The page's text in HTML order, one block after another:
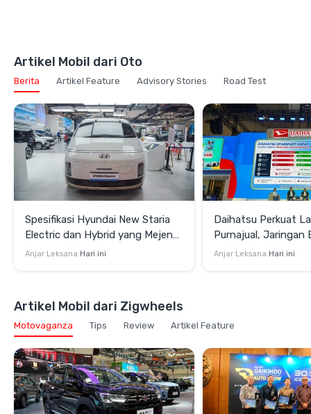
Artikel Mobil dari Oto
Berita Artikel Feature Advisory Stories Road Test
Spesifikasi Hyundai New Staria
Electric dan Hybrid yang Mejeng
di GIIAS 2026
Anjar Leksana Hari ini
Daihatsu Perkuat
Purnajual, Jaringan
hingga Garansi
Anjar Leksana Hari ini
Artikel Mobil dari Zigwheels
Motovaganza Tips Review Artikel Feature